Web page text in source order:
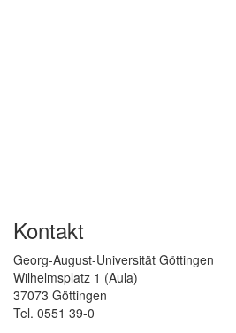
Kontakt
Georg-August-Universität Göttingen
Wilhelmsplatz 1 (Aula)
37073 Göttingen
Tel. 0551 39-0